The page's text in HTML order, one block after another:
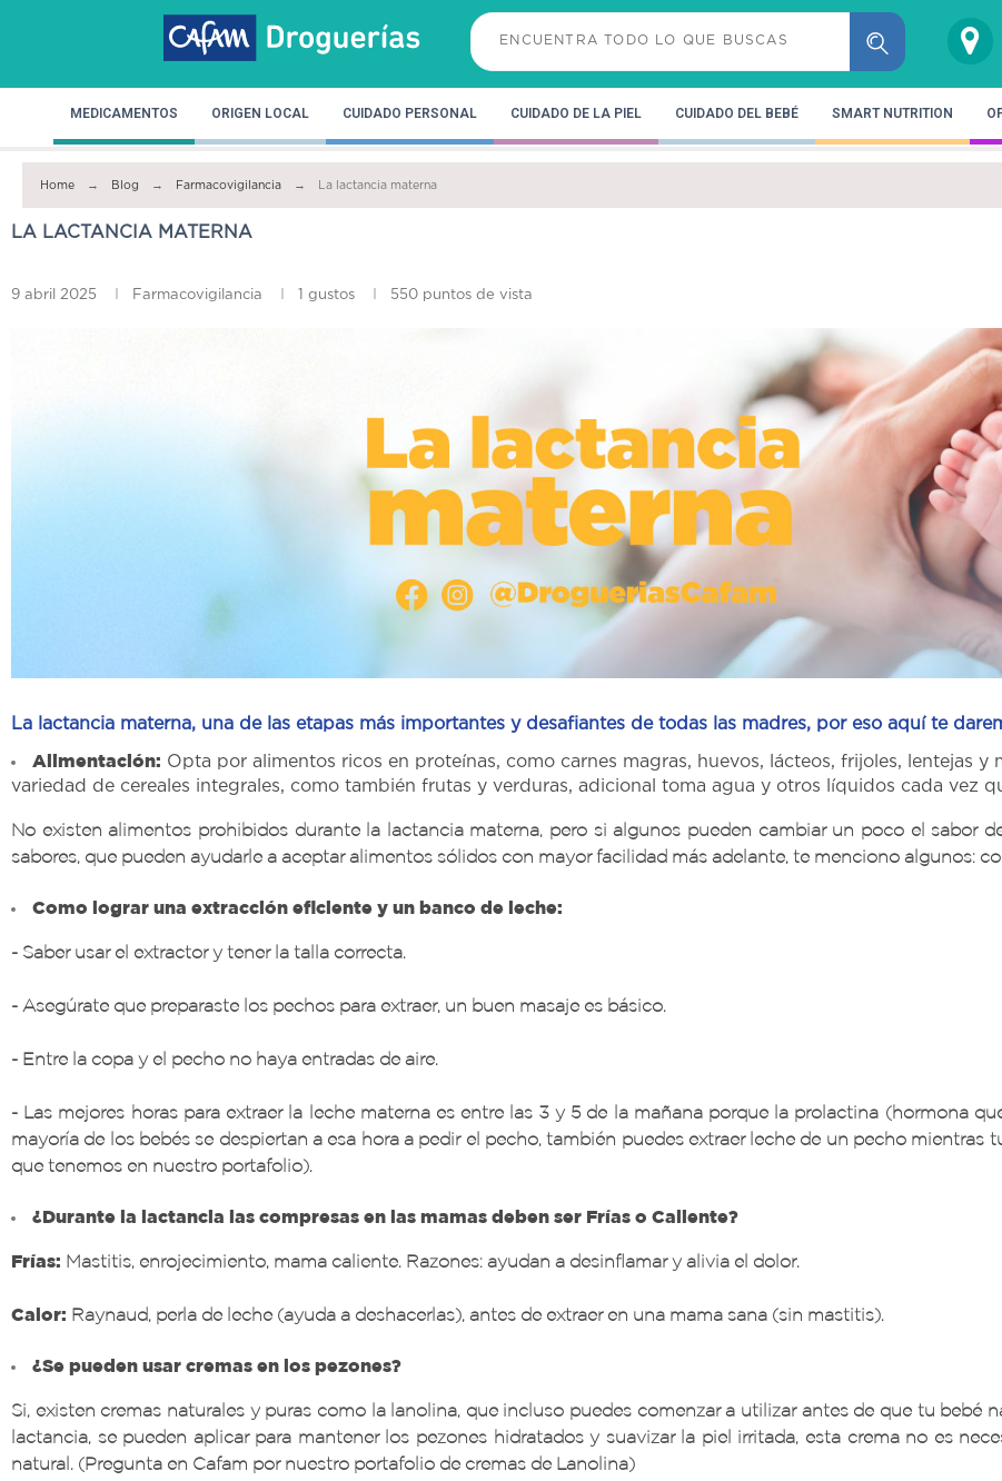
MEDICAMENTOS ORIGEN LOCAL CUIDADO PERSONAL CUIDADO DE LA PIEL CUIDADO DEL BEBÉ SMART NUTRITION
Home Blog Farmacovigilancia La lactancia materna
LA LACTANCIA MATERNA
9 abril 2025 Farmacovigilancia 1 gustos 550 puntos de vista
La lactancia materna, una de las etapas más importantes y desafiantes de todas las madres, por eso aquí te
Alimentación: Opta por alimentos ricos en proteínas, como carnes magras, huevos, lácteos, frijoles, lentejas
variedad de cereales integrales, como también frutas y verduras, adicional toma agua y otros líquidos cada vez
No existen alimentos prohibidos durante la lactancia materna, pero si algunos pueden cambiar un poco el sabor
sabores, que pueden ayudarle a aceptar alimentos sólidos con mayor facilidad más adelante, te menciono algunos:
Como lograr una extracción eficiente y un banco de leche:
- Saber usar el extractor y tener la talla correcta.
- Asegúrate que preparaste los pechos para extraer, un buen masaje es básico.
- Entre la copa y el pecho no haya entradas de aire.
- Las mejores horas para extraer la leche materna es entre las 3 y 5 de la mañana porque la prolactina (hormona
mayoría de los bebés se despiertan a esa hora a pedir el pecho, también puedes extraer leche de un pecho
que tenemos en nuestro portafolio).
¿Durante la lactancia las compresas en las mamas deben ser Frías o Caliente?
Frías: Mastitis, enrojecimiento, mama caliente. Razones: ayudan a desinflamar y alivia el dolor.
Calor: Raynaud, perla de leche (ayuda a deshacerlas), antes de extraer en una mama sana (sin mastitis).
¿Se pueden usar cremas en los pezones?
Si, existen cremas naturales y puras como la lanolina, que incluso puedes comenzar a utilizar antes de que tu bebé
lactancia, se pueden aplicar para mantener los pezones hidratados y suavizar la piel irritada, esta crema no es
natural. (Pregunta en Cafam por nuestro portafolio de cremas de Lanolina)